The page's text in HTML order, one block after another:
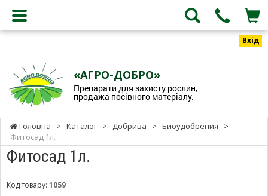
Вхід
«АГРО-ДОБРО»
Препарати для захисту рослин,
продажа посівного матеріалу.
Головна > Каталог > Добрива > Биоудобрения
>
Фитосад 1л.
Фитосад 1л.
Код товару: 1059